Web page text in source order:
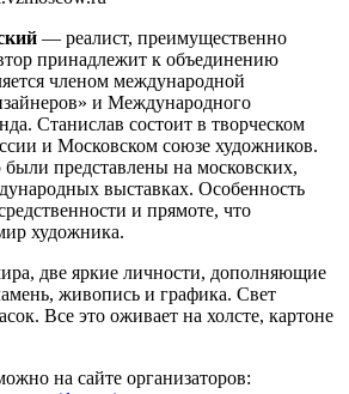
— реалист, преимущественно
принадлежит к объединению
членом международной
и Международного
Станислав состоит в творческом
и Московском союзе художников.
представлены на московских,
выставках. Особенность
и прямоте, что
художника.
две яркие личности, дополняющие
живопись и графика. Свет
Все это оживает на холсте, картоне
на сайте организаторов: